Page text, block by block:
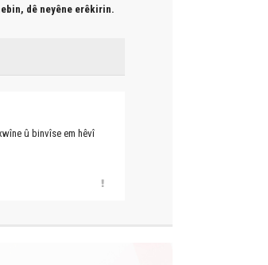
dê neyêne erêkirin.
û binvîse em hêvî